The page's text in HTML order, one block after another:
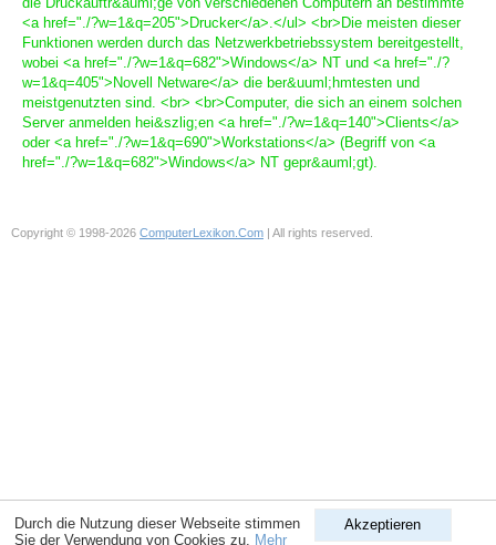
<a href="./?w=1&q=205">Drucker</a>.</ul> <br>Die meisten dieser
Funktionen werden durch das Netzwerkbetriebssystem bereitgestellt,
wobei <a href="./?w=1&q=682">Windows</a> NT und <a href="./?
w=1&q=405">Novell Netware</a> die ber&uuml;hmtesten und
meistgenutzten sind. <br> <br>Computer, die sich an einem solchen
Server anmelden hei&szlig;en <a href="./?w=1&q=140">Clients</a>
oder <a href="./?w=1&q=690">Workstations</a> (Begriff von <a
href="./?w=1&q=682">Windows</a> NT gepr&auml;gt).
Akzeptieren
Durch die Nutzung dieser Webseite stimmen
Sie der Verwendung von Cookies zu. Mehr
Copyright © 1998-2026 ComputerLexikon.Com | All rights reserved.